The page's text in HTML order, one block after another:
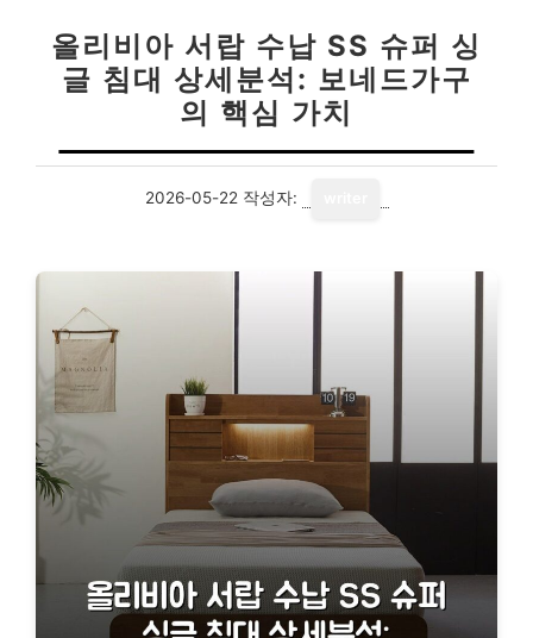
올리비아 서랍 수납 SS 슈퍼 싱
글 침대 상세분석: 보네드가구
의 핵심 가치
2026-05-22 작성자: